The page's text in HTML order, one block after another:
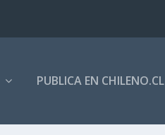
PUBLICA EN CHILENO.CL